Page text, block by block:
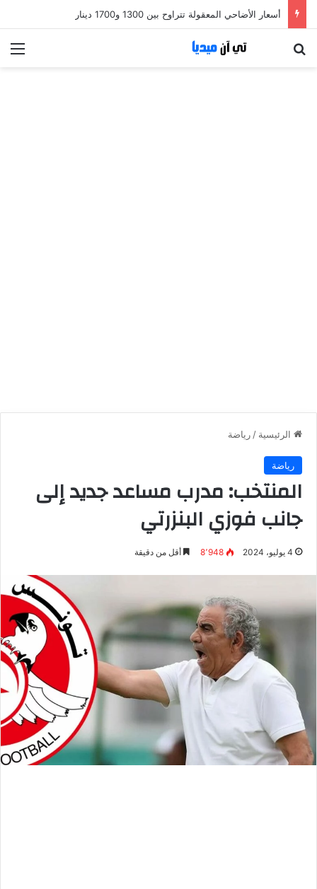
أسعار الأضاحي المعقولة تتراوح بين 1300 و1700 دينار
الرئيسية / رياضة
رياضة
المنتخب: مدرب مساعد جديد إلى
جانب فوزي البنزرتي
4 يوليو، 2024 8٬948 أقل من دقيقة